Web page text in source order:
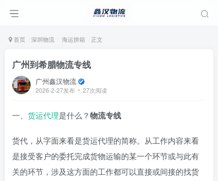
首页 深圳物流 海运拼箱 正文
广州到希腊物流专线
广州鑫汉物流
2026-2-27发布 27次阅读
一、 货运代理是什么？物流专线
货代，从字面来看是货运代理的简称。从工作内容来看
是接受客户的委托完成货物运输的某一个环节或与此有
关的环节，涉及这方面的工作都可以直接或间接的找货